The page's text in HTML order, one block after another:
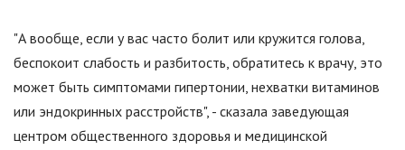
"А вообще, если у вас часто болит или кружится голова,
беспокоит слабость и разбитость, обратитесь к врачу, это
может быть симптомами гипертонии, нехватки витаминов
или эндокринных расстройств", - сказала заведующая
центром общественного здоровья и медицинской